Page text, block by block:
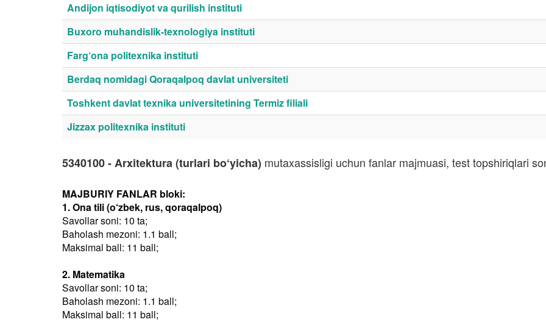
Andijon iqtisodiyot va qurilish instituti
Buxoro muhandislik-texnologiya instituti
Farg‘ona politexnika instituti
Berdaq nomidagi Qoraqalpoq davlat universiteti
Toshkent davlat texnika universitetining Termiz filiali
Jizzax politexnika instituti
5340100 - Arxitektura (turlari bo‘yicha) mutaxassisligi uchun fanlar majmuasi, test topshiriqlari
MAJBURIY FANLAR bloki:
1. Ona tili (o‘zbek, rus, qoraqalpoq)
Savollar soni: 10 ta;
Baholash mezoni: 1.1 ball;
Maksimal ball: 11 ball;
2. Matematika
Savollar soni: 10 ta;
Baholash mezoni: 1.1 ball;
Maksimal ball: 11 ball;